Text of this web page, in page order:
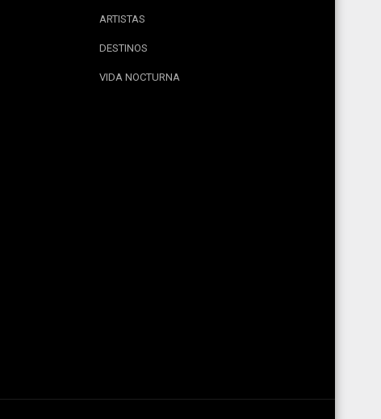
ARTISTAS
DESTINOS
VIDA NOCTURNA